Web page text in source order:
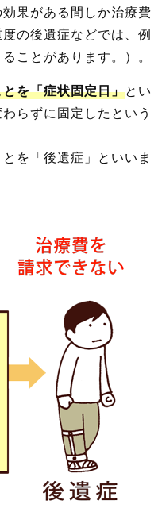
果がある間しか治療費
の後遺症などでは、例
ことがあります。）。
を「症状固定日」とい
らずに固定したという
を「後遺症」といいま